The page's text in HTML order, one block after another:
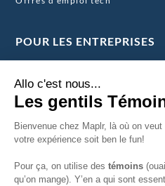
POUR LES ENTREPRISES
Nos services
La Maplr Core Team
Le Maplr Delivery
Les Maplr Partners